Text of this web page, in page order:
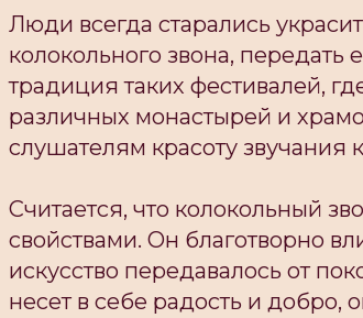
Люди всегда старались
колокольного звона, передать
традиция таких фестивалей,
различных монастырей и
слушателям красоту звучания
Считается, что колокольный
свойствами. Он благотворно
искусство передавалось от
несет в себе радость и добро,